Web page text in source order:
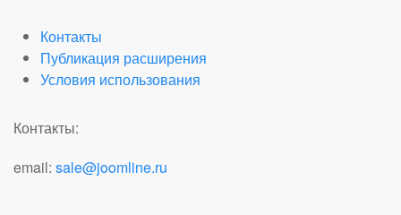
Контакты
Публикация расширения
Условия использования
Контакты:
email: sale@joomline.ru